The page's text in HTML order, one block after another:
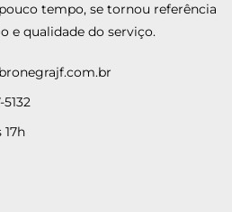
tempo, se tornou referência
e qualidade do serviço.
17h